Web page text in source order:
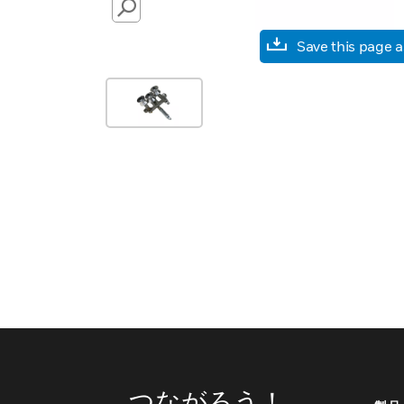
SEARCH
Save this page